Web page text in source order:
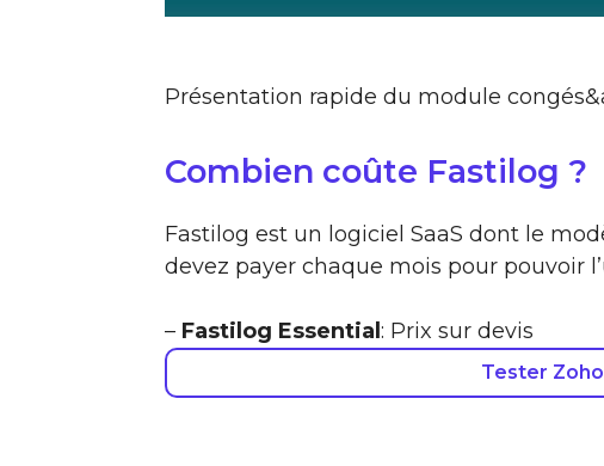
Présentation rapide du module
Combien coûte Fastilog ?
Fastilog est un logiciel SaaS dont le
devez payer chaque mois pour pouvoir
– Fastilog Essential : Prix sur devis
Tester